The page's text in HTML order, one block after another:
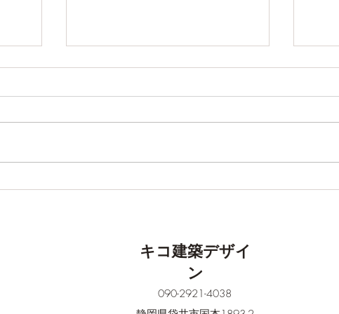
塗装工事が始まりました
キコ建築デザイ
ン
090-2921-4038